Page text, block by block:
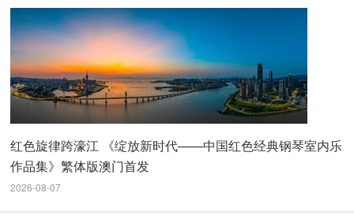
红色旋律跨濠江 《绽放新时代——中国红色经典钢琴室内乐
作品集》繁体版澳门首发
2026-08-07